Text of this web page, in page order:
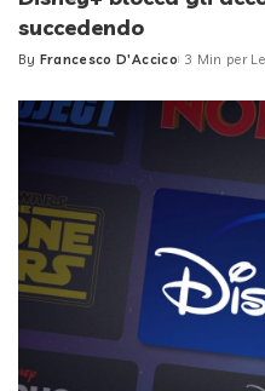
succedendo
Posted
By Francesco D'Accico 3 Min per